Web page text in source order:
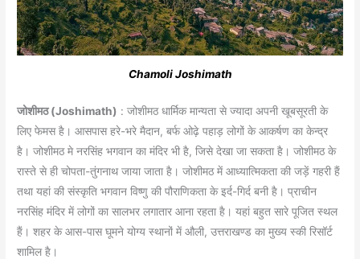
Chamoli Joshimath
जोशीमठ (Joshimath) : जोशीमठ धार्मिक मान्यता से ज्यादा अपनी खूबसूरती के
लिए फेमस है। आसपास हरे-भरे मैदान, बर्फ ओढ़े पहाड़ लोगों के आकर्षण का केन्द्र
है। जोशीमठ मे नरसिंह भगवान का मंदिर भी है, जिसे देखा जा सकता है। जोशीमठ के
रास्ते से ही चोपता-तुंगनाथ जाया जाता है। जोशीमठ में आध्यात्मिकता की जड़ें गहरी हैं
तथा यहां की संस्कृति भगवान विष्णु की पौराणिकता के इर्द-गिर्द बनी है। प्राचीन
नरसिंह मंदिर में लोगों का सालभर लगातार आना रहता है। यहां बहुत सारे पूजित स्थल
हैं। शहर के आस-पास घूमने योग्य स्थानों में औली, उत्तराखण्ड का मुख्य स्की रिसॉर्ट
शामिल है।